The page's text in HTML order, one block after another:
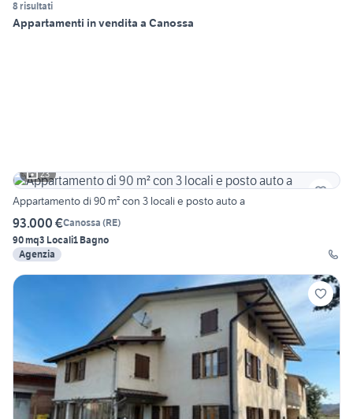
8 risultati
Appartamenti in vendita a Canossa
23
Appartamento di 90 m² con 3 locali e posto auto a
93.000 €Canossa (RE)
90 mq3 Locali1 Bagno
Agenzia